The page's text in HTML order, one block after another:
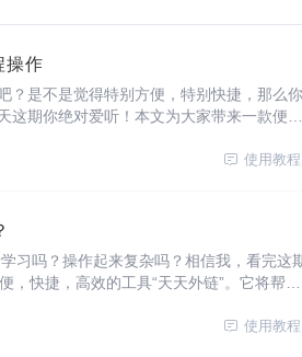
操作
？是不是觉得特别方便，特别快捷，那么你
这期你绝对爱听！本文为大家带来一款便捷
使用教程
习吗？操作起来复杂吗？相信我，看完这
快捷，高效的工具“天天外链”。它将帮助
使用教程